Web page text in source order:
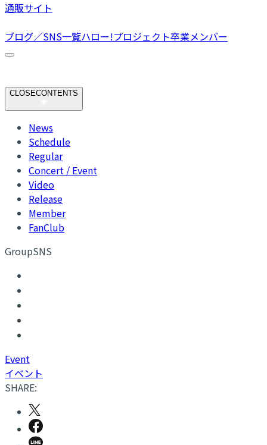
通販サイト
ブログ／SNS一覧ハロー!プロジェクト卒業メンバー
CLOSECONTENTS
News
Schedule
Regular
Concert / Event
Video
Release
Member
FanClub
GroupSNS
Event
イベント
SHARE: